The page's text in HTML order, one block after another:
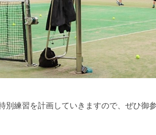
別練習を計画していきますので、ぜひ御